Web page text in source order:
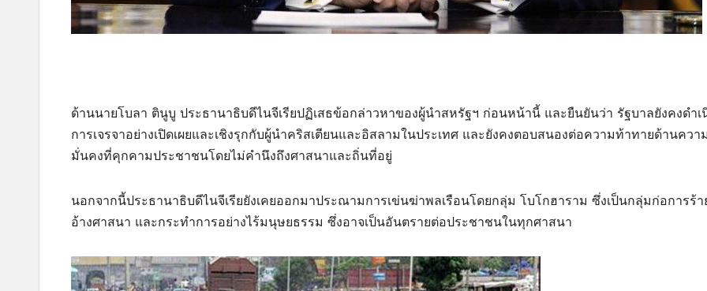
ด้านนายโบลา ตินูบู ประธานาธิบดีไนจีเรียปฏิเสธข้อกล่าวหาของผู้นำสหรัฐฯ ก่อนหน้านี้ และยืนยันว่า รัฐบาลยังคงดำเ
การเจรจาอย่างเปิดเผยและเชิงรุกกับผู้นำคริสเตียนและอิสลามในประเทศ และยังคงตอบสนองต่อความท้าทายด้านควา
มั่นคงที่คุกคามประชาชนโดยไม่คำนึงถึงศาสนาและถิ่นที่อยู่
นอกจากนี้ประธานาธิบดีไนจีเรียยังเคยออกมาประณามการเข่นฆ่าพลเรือนโดยกลุ่ม โบโกฮาราม ซึ่งเป็นกลุ่มก่อการร้
อ้างศาสนา และกระทำการอย่างไร้มนุษยธรรม ซึ่งอาจเป็นอันตรายต่อประชาชนในทุกศาสนา